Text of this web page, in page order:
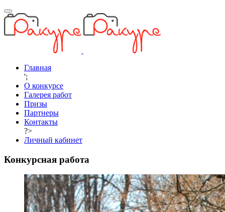
Главная
';
О конкурсе
Галерея работ
Призы
Партнеры
Контакты
?>
Личный кабинет
Конкурсная работа